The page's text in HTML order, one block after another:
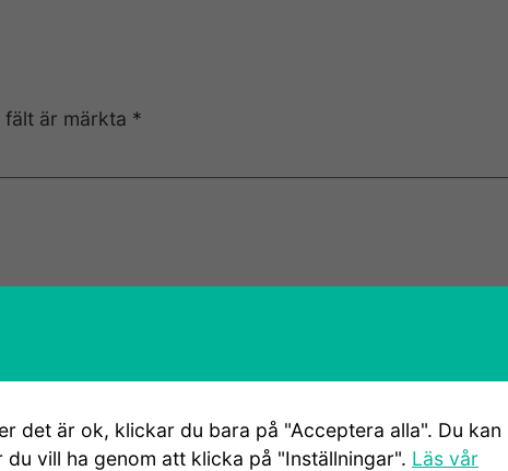
är märkta *
det är ok, klickar du bara på "Acceptera alla". Du kan
vill ha genom att klicka på "Inställningar". Läs vår